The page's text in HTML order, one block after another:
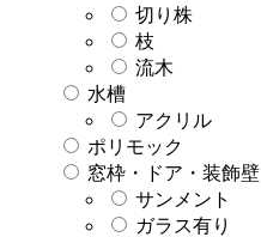
切り株
枝
流木
水槽
アクリル
ポリモック
窓枠・ドア・装飾壁
サンメント
ガラス有り